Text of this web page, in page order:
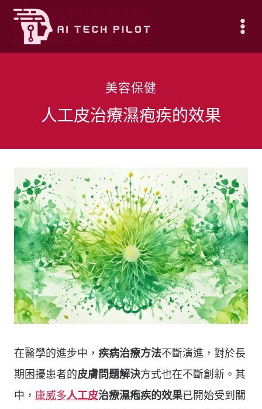
Skip
content
美容保健
人工皮治療濕疱疾的效果
在醫學的進步中， 疾病治療方法不斷演進，對於長
期困擾患者的皮膚問題解決方式也在不斷創新。其
中， 康威多人工皮治療濕疱疾的效果已開始受到關